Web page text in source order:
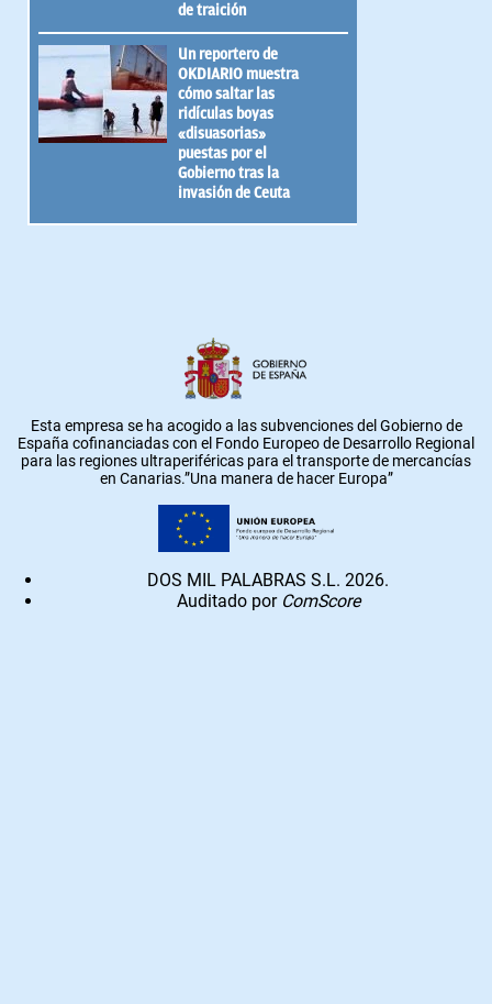
de traición
Un reportero de
OKDIARIO muestra
cómo saltar las
ridículas boyas
«disuasorias»
puestas por el
Gobierno tras la
invasión de Ceuta
Esta empresa se ha acogido a las subvenciones del Gobierno de
España cofinanciadas con el Fondo Europeo de Desarrollo Regional
para las regiones ultraperiféricas para el transporte de mercancías
en Canarias.”Una manera de hacer Europa”
DOS MIL PALABRAS S.L. 2026.
Auditado por ComScore